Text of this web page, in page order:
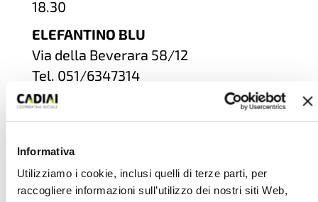
Informativa
Utilizziamo i cookie, inclusi quelli di terze parti, per
raccogliere informazioni sull’utilizzo dei nostri siti Web,
18.30
ELEFANTINO BLU
Via della Beverara 58/12
Tel. 051/6347314
Mercoledì 11 Gennaio 2023
Giovedì 19 Gennaio 2023
in presenza dalle 17.30 alle 19.00
PROGETTO 1/6
Via Pier De’ Crescenzi 14/2